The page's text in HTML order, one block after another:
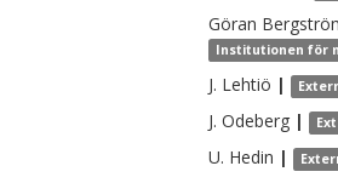
Göran
Institutionen för
J. Lehtiö |
J. Odeberg |
U. Hedin |